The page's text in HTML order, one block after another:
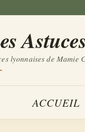
lyonnaises de Mamie
ACCUEIL